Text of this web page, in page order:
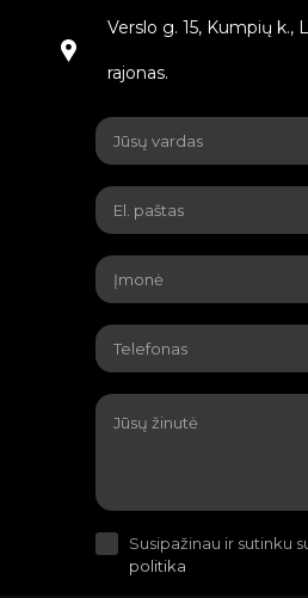
Verslo g. 15, Kumpių k.,
rajonas.
Susipažinau ir sutinku
politika